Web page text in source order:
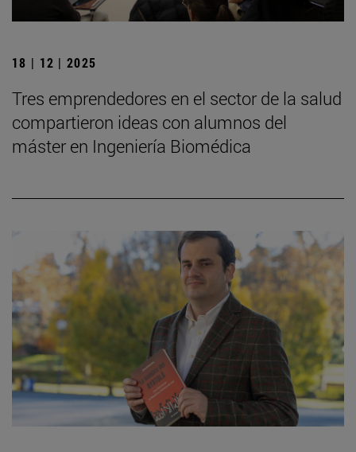
18 | 12 | 2025
Tres emprendedores en el sector de la salud
compartieron ideas con alumnos del
máster en Ingeniería Biomédica